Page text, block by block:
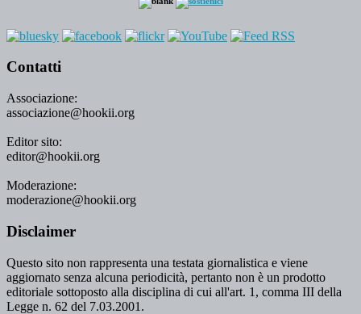
Contatti
Associazione:
associazione@hookii.org
Editor sito:
editor@hookii.org
Moderazione:
moderazione@hookii.org
Disclaimer
Questo sito non rappresenta una testata giornalistica e viene
aggiornato senza alcuna periodicità, pertanto non è un prodotto
editoriale sottoposto alla disciplina di cui all'art. 1, comma III della
Legge n. 62 del 7.03.2001.